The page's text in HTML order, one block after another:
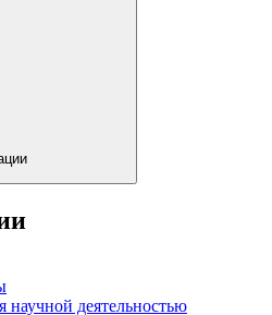
научной деятельностью